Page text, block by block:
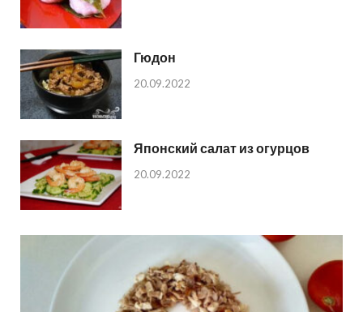
Гюдон
20.09.2022
Японский салат из огурцов
20.09.2022